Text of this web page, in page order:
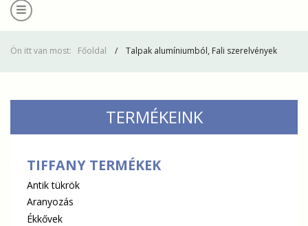
Ön itt van most: Főoldal Talpak alumíniumból, Fali szerelvények
TERMÉKEINK
TIFFANY TERMÉKEK
Antik tükrök
Aranyozás
Ékkővek